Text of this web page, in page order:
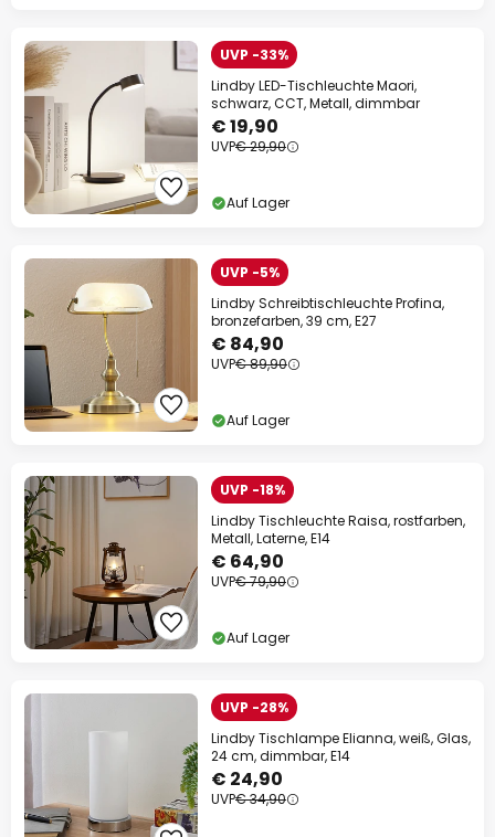
UVP -33%
Lindby LED-Tischleuchte Maori,
schwarz, CCT, Metall, dimmbar
€ 19,90
UVP€ 29,90
Auf Lager
UVP -5%
Lindby Schreibtischleuchte Profina,
bronzefarben, 39 cm, E27
€ 84,90
UVP€ 89,90
Auf Lager
UVP -18%
Lindby Tischleuchte Raisa, rostfarben,
Metall, Laterne, E14
€ 64,90
UVP€ 79,90
Auf Lager
UVP -28%
Lindby Tischlampe Elianna, weiß, Glas,
24 cm, dimmbar, E14
€ 24,90
UVP€ 34,90